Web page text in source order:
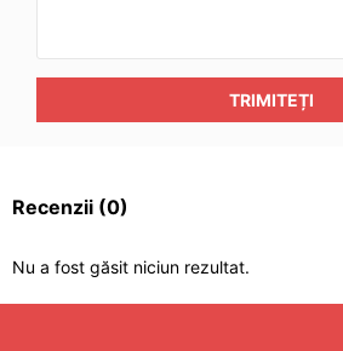
TRIMITEȚI
Recenzii (0)
Nu a fost găsit niciun rezultat.